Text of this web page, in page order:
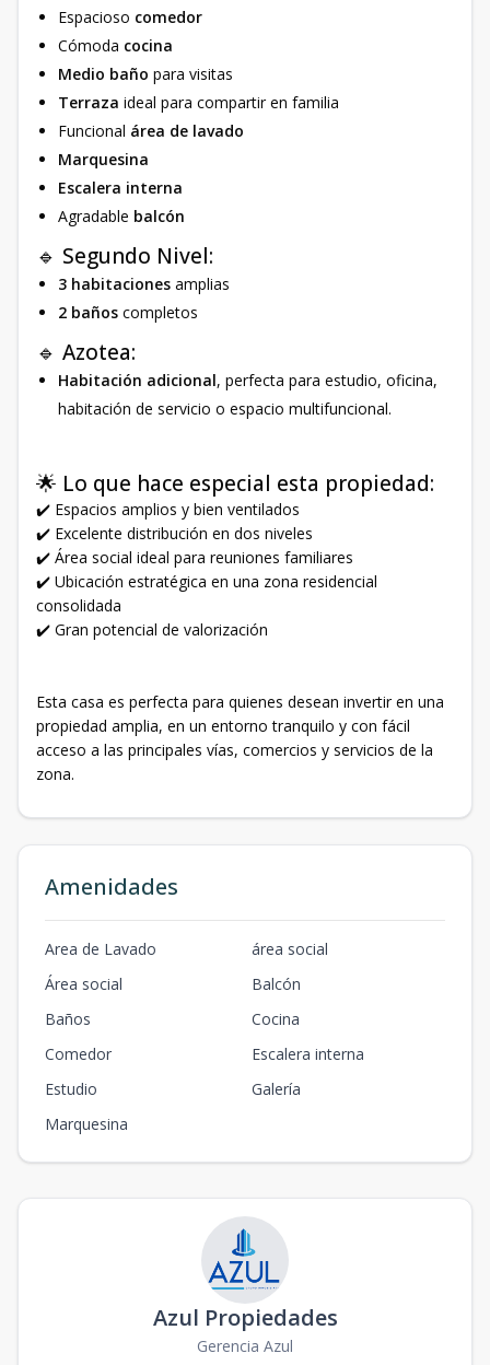
Espacioso comedor
Cómoda cocina
Medio baño para visitas
Terraza ideal para compartir en familia
Funcional área de lavado
Marquesina
Escalera interna
Agradable balcón
🔹 Segundo Nivel:
3 habitaciones amplias
2 baños completos
🔹 Azotea:
Habitación adicional, perfecta para estudio, oficina,
habitación de servicio o espacio multifuncional.
🌟 Lo que hace especial esta propiedad:
✔️ Espacios amplios y bien ventilados
✔️ Excelente distribución en dos niveles
✔️ Área social ideal para reuniones familiares
✔️ Ubicación estratégica en una zona residencial
consolidada
✔️ Gran potencial de valorización
Esta casa es perfecta para quienes desean invertir en una
propiedad amplia, en un entorno tranquilo y con fácil
acceso a las principales vías, comercios y servicios de la
zona.
Amenidades
Area de Lavado
área social
Área social
Balcón
Baños
Cocina
Comedor
Escalera interna
Estudio
Galería
Marquesina
Azul Propiedades
Gerencia Azul